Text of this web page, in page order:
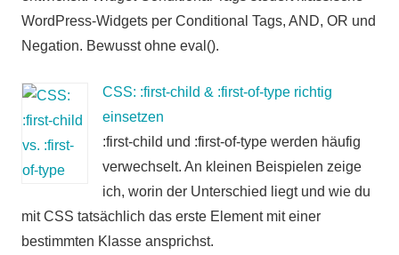
WordPress-Widgets per Conditional Tags, AND, OR und
Negation. Bewusst ohne eval().
CSS: :first-child & :first-of-type richtig
einsetzen
:first-child und :first-of-type werden häufig
verwechselt. An kleinen Beispielen zeige
ich, worin der Unterschied liegt und wie du
mit CSS tatsächlich das erste Element mit einer
bestimmten Klasse ansprichst.